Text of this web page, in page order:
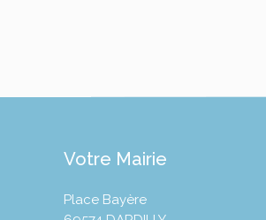
Votre Mairie
Place Bayère